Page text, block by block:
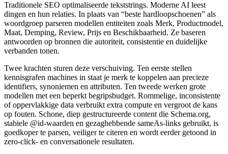
Traditionele SEO optimaliseerde tekststrings. Moderne AI leest
dingen en hun relaties. In plaats van “beste hardloopschoenen” als
woordgroep parseren modellen entiteiten zoals Merk, Productmodel,
Maat, Demping, Review, Prijs en Beschikbaarheid. Ze baseren
antwoorden op bronnen die autoriteit, consistentie en duidelijke
verbanden tonen.
Twee krachten sturen deze verschuiving. Ten eerste stellen
kennisgrafen machines in staat je merk te koppelen aan precieze
identifiers, synoniemen en attributen. Ten tweede werken grote
modellen met een beperkt begripsbudget. Rommelige, inconsistente
of oppervlakkige data verbruikt extra compute en vergroot de kans
op fouten. Schone, diep gestructureerde content die Schema.org,
stabiele @id-waarden en gezaghebbende sameAs-links gebruikt, is
goedkoper te parsen, veiliger te citeren en wordt eerder getoond in
zero-click- en conversationele resultaten.